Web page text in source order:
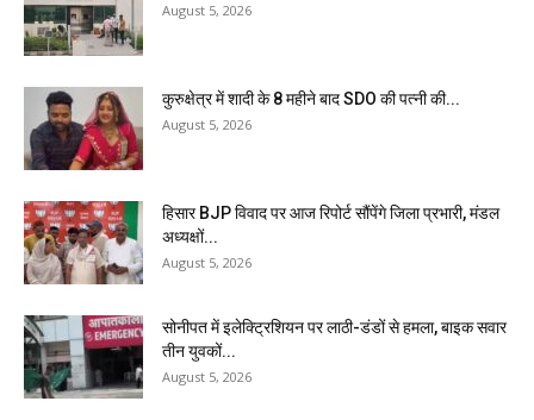
August 5, 2026
कुरुक्षेत्र में शादी के 8 महीने बाद SDO की पत्नी की...
August 5, 2026
हिसार BJP विवाद पर आज रिपोर्ट सौंपेंगे जिला प्रभारी, मंडल
अध्यक्षों...
August 5, 2026
सोनीपत में इलेक्ट्रिशियन पर लाठी-डंडों से हमला, बाइक सवार
तीन युवकों...
August 5, 2026